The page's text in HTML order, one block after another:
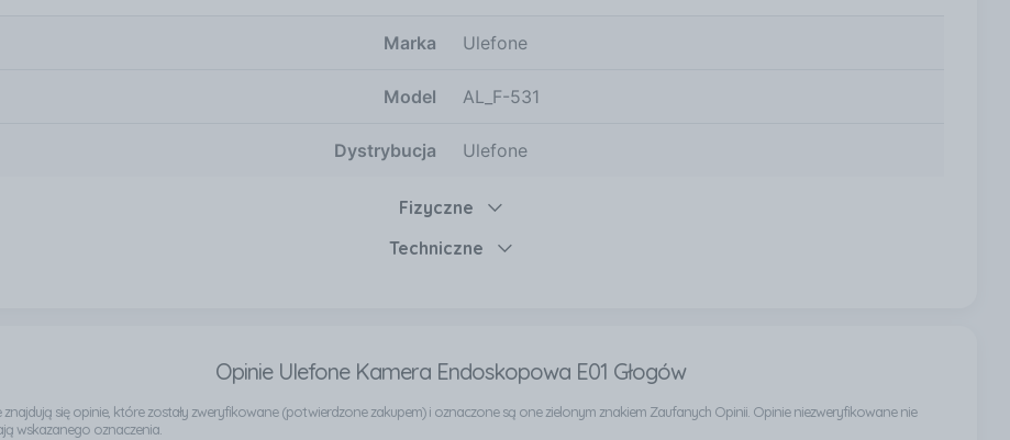
Marka Ulefone
Model AL_F-531
Dystrybucja Ulefone
Fizyczne
Techniczne
Opinie Ulefone Kamera Endoskopowa E01 Głogów
znajdują się opinie, które zostały zweryfikowane (potwierdzone zakupem) i oznaczone są one zielonym znakiem Zaufanych Opinii. Opinie niezweryfikowane nie
wskazanego oznaczenia.